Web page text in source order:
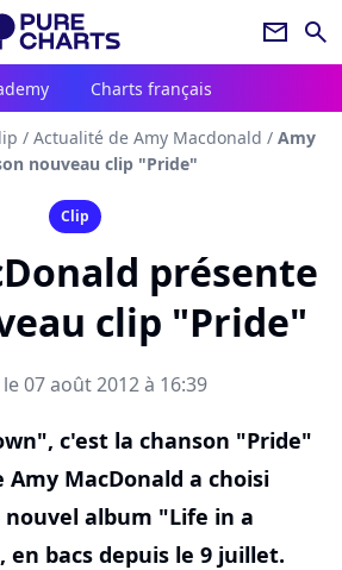
newsletter search
Charts français
/ Actualité de Amy Macdonald / Amy
nouveau clip "Pride"
Clip
présente
clip "Pride"
07 août 2012 à 16:39
c'est la chanson "Pride"
MacDonald a choisi
album "Life in a
bacs depuis le 9 juillet.